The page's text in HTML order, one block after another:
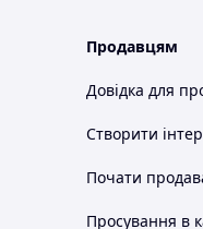
Продавцям
Довідка для
Створити
Почати
Просування в